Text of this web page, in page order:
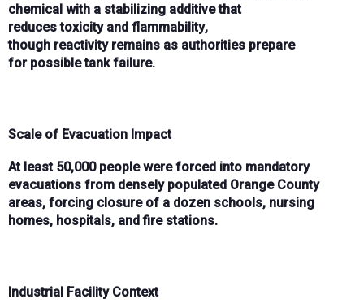
chemical with a stabilizing additive that
reducestoxicityand flammability,
though reactivityremains as authorities prepare
for possible tank failure.
Scale of Evacuation Impact
At least 50,000 peoplewere forced into mandatory
evacuations from densely populated Orange County
areas, forcing closure of a dozen schools, nursing
homes, hospitals, andfire stations.
Industrial Facility Context